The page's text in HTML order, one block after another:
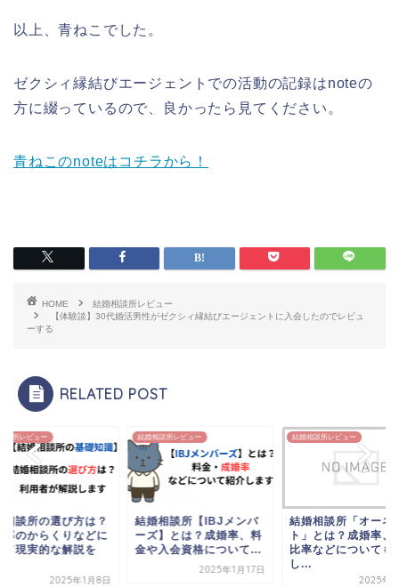
以上、青ねこでした。
ゼクシィ縁結びエージェントでの活動の記録はnoteの
方に綴っているので、良かったら見てください。
青ねこのnoteはコチラから！
HOME
結婚相談所レビュー
【体験談】30代婚活男性がゼクシィ縁結びエージェントに入会したのでレビュ
ーする
RELATED POST
談所レビュー
相談所の選び方は？
率のからくりなどに
て現実的な解説を
2025年1月8日
結婚相談所レビュー
結婚相談所【IBJメンバ
ーズ】とは？成婚率、料
金や入会資格について...
2025年1月17日
結婚相談所レビュー
結婚相談所「オーネ
ト」とは？成婚率、
比率などについても
し...
2025年1